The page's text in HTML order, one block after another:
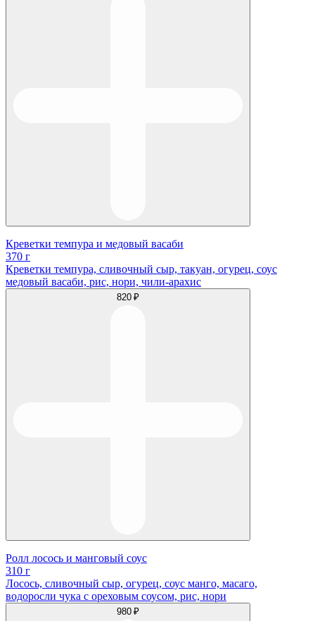
Креветки темпура и медовый васаби
370 г
Креветки темпура, сливочный сыр, такуан, огурец, соус
медовый васаби, рис, нори, чили-арахис
820 ₽
Ролл лосось и манговый соус
310 г
Лосось, сливочный сыр, огурец, соус манго, масаго,
водоросли чука с ореховым соусом, рис, нори
980 ₽